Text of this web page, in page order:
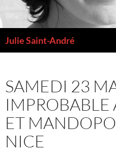
Julie Saint-André
SAMEDI 23
IMPROBABLE
ET
NICE